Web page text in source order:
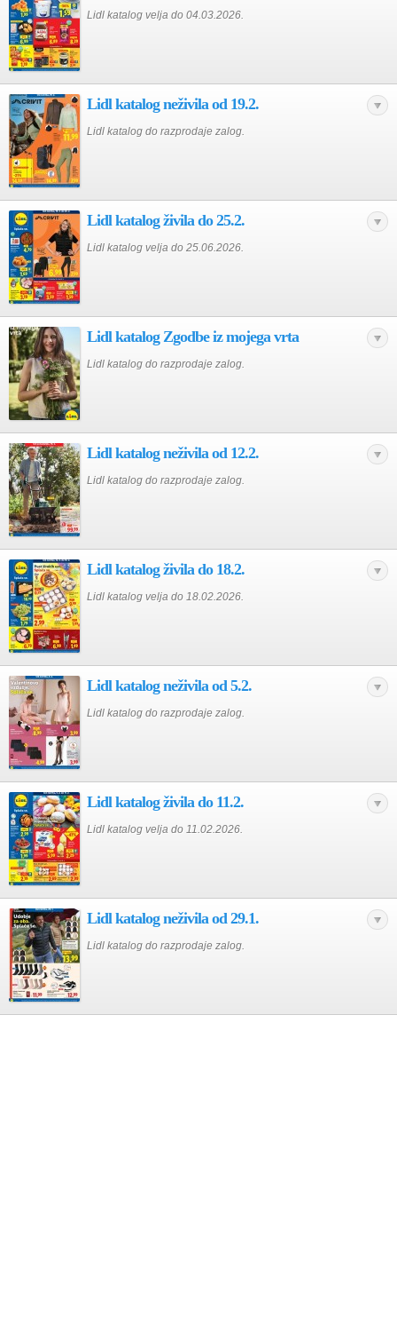
Lidl katalog velja do 04.03.2026.
Lidl katalog neživila od 19.2.
Lidl katalog do razprodaje zalog.
Lidl katalog živila do 25.2.
Lidl katalog velja do 25.06.2026.
Lidl katalog Zgodbe iz mojega vrta
Lidl katalog do razprodaje zalog.
Lidl katalog neživila od 12.2.
Lidl katalog do razprodaje zalog.
Lidl katalog živila do 18.2.
Lidl katalog velja do 18.02.2026.
Lidl katalog neživila od 5.2.
Lidl katalog do razprodaje zalog.
Lidl katalog živila do 11.2.
Lidl katalog velja do 11.02.2026.
Lidl katalog neživila od 29.1.
Lidl katalog do razprodaje zalog.